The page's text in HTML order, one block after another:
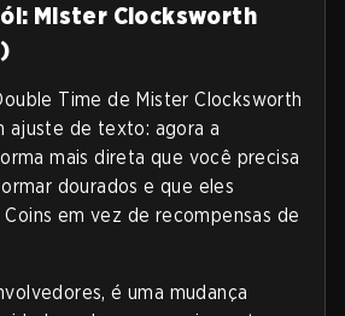
Mister Clocksworth
Time de Mister Clocksworth
ajuste de texto: agora a
mais direta que você precisa
dourados e que eles
em vez de recompensas de
é uma mudança